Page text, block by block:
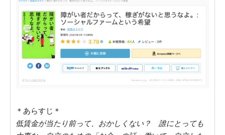
＊あらすじ＊
低賃金が当たり前って、おかしくない？ 誰にとっても